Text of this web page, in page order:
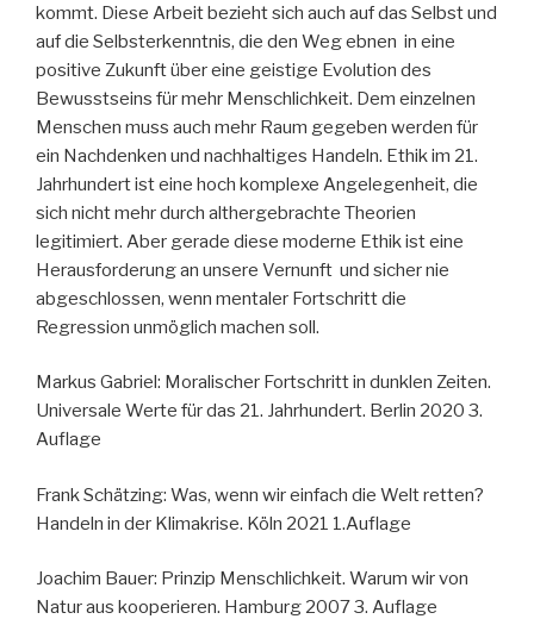
kommt. Diese Arbeit bezieht sich auch auf das Selbst und
auf die Selbsterkenntnis, die den Weg ebnen in eine
positive Zukunft über eine geistige Evolution des
Bewusstseins für mehr Menschlichkeit. Dem einzelnen
Menschen muss auch mehr Raum gegeben werden für
ein Nachdenken und nachhaltiges Handeln. Ethik im 21.
Jahrhundert ist eine hoch komplexe Angelegenheit, die
sich nicht mehr durch althergebrachte Theorien
legitimiert. Aber gerade diese moderne Ethik ist eine
Herausforderung an unsere Vernunft und sicher nie
abgeschlossen, wenn mentaler Fortschritt die
Regression unmöglich machen soll.
Markus Gabriel: Moralischer Fortschritt in dunklen Zeiten.
Universale Werte für das 21. Jahrhundert. Berlin 2020 3.
Auflage
Frank Schätzing: Was, wenn wir einfach die Welt retten?
Handeln in der Klimakrise. Köln 2021 1.Auflage
Joachim Bauer: Prinzip Menschlichkeit. Warum wir von
Natur aus kooperieren. Hamburg 2007 3. Auflage